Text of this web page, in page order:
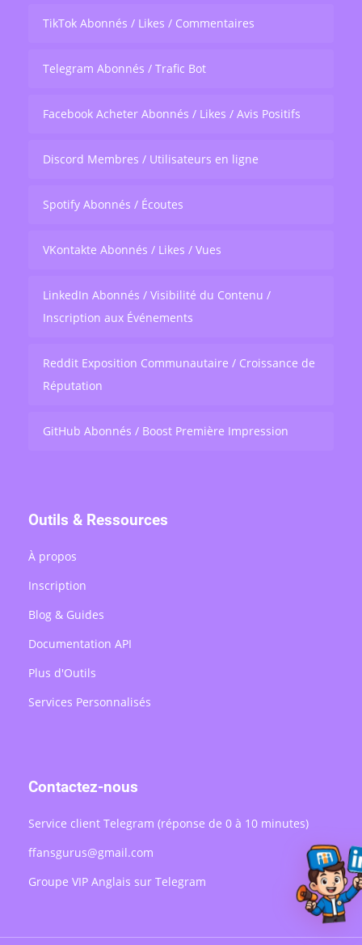
TikTok Abonnés / Likes / Commentaires
Telegram Abonnés / Trafic Bot
Facebook Acheter Abonnés / Likes / Avis Positifs
Discord Membres / Utilisateurs en ligne
Spotify Abonnés / Écoutes
VKontakte Abonnés / Likes / Vues
LinkedIn Abonnés / Visibilité du Contenu /
Inscription aux Événements
Reddit Exposition Communautaire / Croissance de
Réputation
GitHub Abonnés / Boost Première Impression
Outils & Ressources
À propos
Inscription
Blog & Guides
Documentation API
Plus d'Outils
Services Personnalisés
Contactez-nous
Service client Telegram (réponse de 0 à 10 minutes)
ffansgurus@gmail.com
Groupe VIP Anglais sur Telegram